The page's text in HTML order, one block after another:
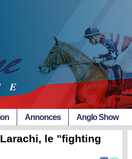
Annonces Anglo Show
le "fighting